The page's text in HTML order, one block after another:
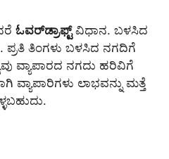
ಓವರ್‌ಡ್ರಾಫ್ಟ್ವಿಧಾನ. ಬಳಸಿದ
ಪ್ರತಿ ತಿಂಗಳು ಬಳಸಿದ ನಗದಿಗೆ
ವ್ಯಾಪಾರದ ನಗದು ಹರಿವಿಗೆ
ವ್ಯಾಪಾರಿಗಳು ಲಾಭವನ್ನು ಮತ್ತೆ